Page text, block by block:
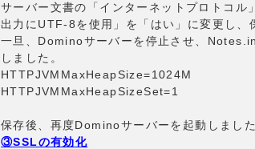
サーバー文書の「インターネットプロトコ
出力にUTF-8を使用」を「はい」に変更し、
一旦、Dominoサーバーを停止させ、
しました。
HTTPJVMMaxHeapSize=1024M
HTTPJVMMaxHeapSizeSet=1
保存後、再度Dominoサーバーを起動しました
③SSLの有効化